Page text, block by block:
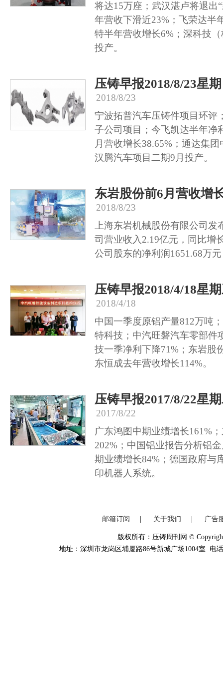
将达15万座；武汉湛卢将退出
年营收下滑近23%；飞荣达半
特半年营收增长6%；深科技
投产。
压铸早报2018/8/23星
2018/8/23
宁波拓普汽车压铸件项目环评
子公司项目；今飞凯达半年净
月营收增长38.65%；通达集
汉腾汽车项目二期9月投产。
东岩股份前6月营收增
2018/8/23
上海东岩机械股份有限公司
司营业收入2.19亿元，同比增
公司股东的净利润1651.68万
压铸早报2018/4/18星
2018/4/18
中国一季度原铝产量812万吨
特科技；中汽旺磐汽车零部件
技一季净利下降71%；东岩股
东恒成去年营收增长114%。
压铸早报2017/8/22星
2017/8/22
广东鸿图中期业绩增长161%
202%；中国铝业报告分析铝
期业绩增长84%；德国政府与
印机器人系统。
邮箱订阅 关于我们 广告
版权所有：压铸周刊网 ©
地址：深圳市龙岗区埔厦路86号新城广场1004室 电